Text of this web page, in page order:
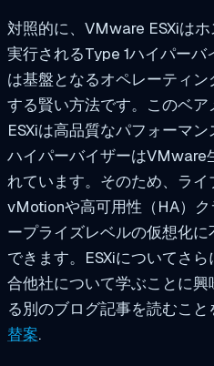
対照的に、VMware ESXiは
実行されるType 1ハイパー
は基盤となるオペレーティ
する賢い方法です。このベア
ESXiは高品質なパフォーマ
ハイパーバイザーはVMware
れています。そのため、ラ
vMotionや高可用性（HA）
ープライズレベルの仮想化
できます。ESXiについてさ
合他社について学ぶことに
る別のブログ記事を読むこ
替案.